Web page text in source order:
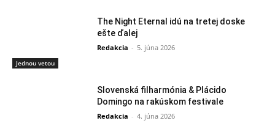
Jednou vetou
The Night Eternal idú na tretej doske
ešte ďalej
Redakcia - 5. júna 2026
Slovenská filharmónia & Plácido
Domingo na rakúskom festivale
Redakcia - 4. júna 2026